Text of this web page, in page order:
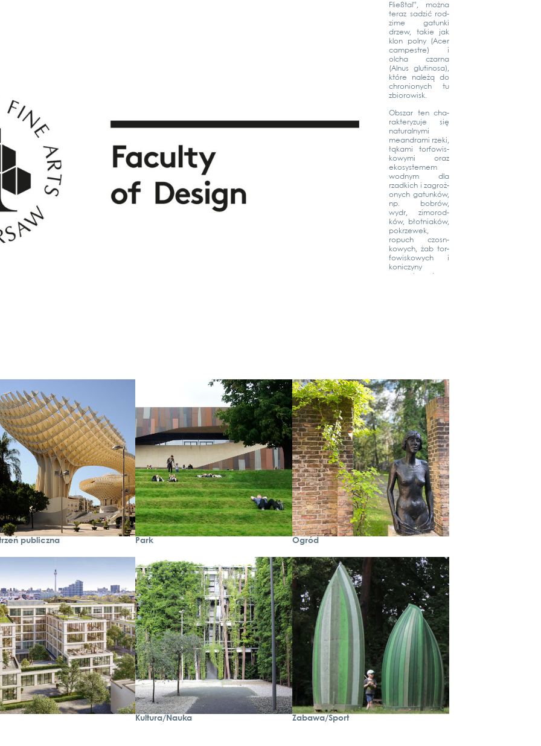
Fließ­tal”, moż­na
teraz sad­zić rod­
zi­me gatun­ki
drzew, takie jak
klon pol­ny (Acer
cam­pest­re) i
olcha czar­na
(Alnus glu­ti­no­sa),
któ­re należą do
chro­nionych tu
zbio­ro­wisk.
Obs­zar ten cha­
rak­tery­zu­je się
natu­ral­ny­mi
mean­d­ra­mi rze­ki,
łąka­mi tor­fo­wis­
ko­wy­mi oraz
eko­sys­te­mem
wod­nym dla
rzad­kich i zagroż­
onych gatun­ków,
np. bobrów,
wydr, zimo­rod­
ków, błot­niaków,
pokrze­wek,
ropuch czosn­
kowych, żab tor­
fo­wis­ko­wych i
konic­zy­ny
02.04.2026
górach Fich­tel­ge­bir­ge, wraz z nade­jściem wios­ny rus­za budo­wa terenów zewnę­trz­nych ośrod­ka dla
pomieści około 100 mie­jsc opie­kuńc­zych.
SPECJAL
ISTYCZN
Y
POŚWIĘ
CONY
ADAPTA
CJI DO
ZMIAN
KLIMATY
CZNYCH
026
Z nacis­kiem na
upał i sus­zę
Podc­z­as kon­fe­
ren­c­ji AWO poś­
wię­co­nej dosto­
la Malachow­s­­ka-
Coqui przedsta­
wiła w swo­im
wykład­zie na
temat pla­no­wa­
nia uwz­ględ­nia­
jące­go zmi­a­ny
kli­ma­tu dla grup
szc­ze­gól­nie wraż­
li­wych nas­ze dwa
kon­cep­c­je
dosto­so­wa­nia
do zmi­an kli­ma­tu
dla AWO w
Wittstock/Dosse i
W dru­giej części
publiczna Park Ogród
Kultura/Nauka Zabawa/Sport